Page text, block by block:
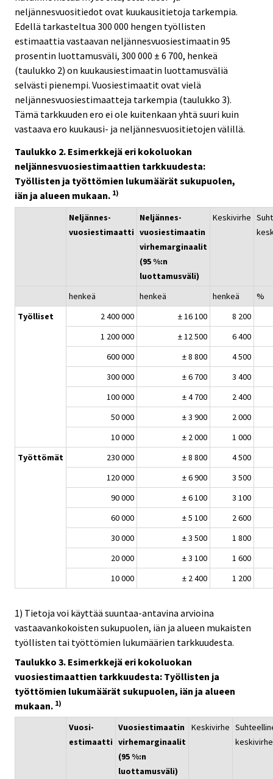
neljännesvuositiedot ovat kuukausitietoja tarkempia.
Edellä tarkasteltua 300 000 hengen työllisten
estimaattia vastaavan neljännesvuosiestimaatin 95
prosentin luottamusväli, 300 000 ± 6 700, henkeä
(taulukko 2) on kuukausiestimaatin luottamusväliä
selvästi pienempi. Vuosiestimaatit ovat vielä
neljännesvuosiestimaatteja tarkempia (taulukko 3).
Tämä tarkkuuden ero ei ole kuitenkaan yhtä suuri kuin
vastaava ero kuukausi- ja neljännesvuositietojen välillä.
Taulukko 2. Esimerkkejä eri kokoluokan
neljännesvuosiestimaattien tarkkuudesta:
Työllisten ja työttömien lukumäärät sukupuolen,
iän ja alueen mukaan. 1)
Neljännes-
vuosiestimaatti
Neljännes-
vuosiestimaatin
virhemarginaalit
(95 %:n
luottamusväli)
Keskivirhe
henkeä henkeä henkeä
%
Työlliset
2 400 000 ± 16 100
8 200
1 200 000
± 12 500
6 400
600 000
± 8 800
4 500
300 000
± 6 700
3 400
100 000
± 4 700
2 400
50 000
± 3 900
2 000
10 000
± 2 000
1 000
Työttömät
230 000 ± 8 800
4 500
120 000
± 6 900
3 500
90 000
± 6 100
3 100
60 000
± 5 100
2 600
30 000
± 3 500
1 800
20 000
± 3 100
1 600
10 000
± 2 400 1 200
1) Tietoja voi käyttää suuntaa-antavina arvioina
vastaavankokoisten sukupuolen, iän ja alueen mukaisten
työllisten tai työttömien lukumäärien tarkkuudesta.
Taulukko 3. Esimerkkejä eri kokoluokan
vuosiestimaattien tarkkuudesta: Työllisten ja
työttömien lukumäärät sukupuolen, iän ja alueen
mukaan. 1)
Vuosi-
estimaatti
Vuosiestimaatin
virhemarginaalit
(95 %:n
luottamusväli)
Keskivirhe
keskivirhe